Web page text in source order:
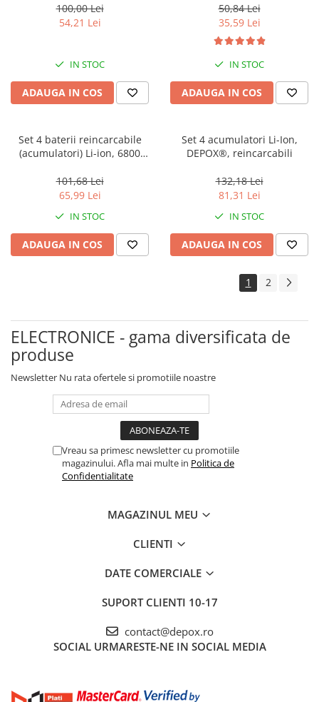
13 cm, 0.01 g-200 g, negru
100,00 Lei
54,21 Lei
IN STOC
ADAUGA IN COS
50,84 Lei
35,59 Lei
IN STOC
ADAUGA IN COS
Set 4 baterii reincarcabile
(acumulatori) Li-ion, 6800
101,68 Lei
65,99 Lei
IN STOC
ADAUGA IN COS
Set 4 acumulatori Li-Ion,
DEPOX®, reincarcabili
132,18 Lei
81,31 Lei
IN STOC
ADAUGA IN COS
1 2
ELECTRONICE - gama diversificata de
produse
Newsletter Nu rata ofertele si promotiile noastre
Vreau sa primesc newsletter cu promotiile
magazinului. Afla mai multe in Politica de
Confidentialitate
MAGAZINUL MEU
CLIENTI
DATE COMERCIALE
SUPORT CLIENTI 10-17
contact@depox.ro
SOCIAL URMARESTE-NE IN SOCIAL MEDIA